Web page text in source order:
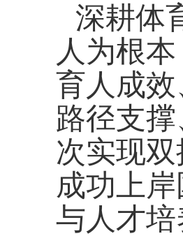
深耕体
人为根
育人成
路径支
次实现双
成功上
与人才